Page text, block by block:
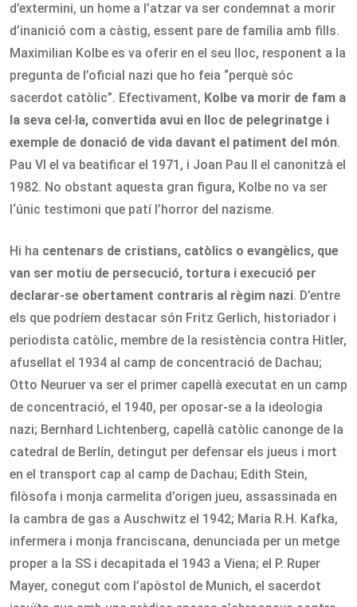
d’extermini, un home a l’atzar va ser condemnat a morir
d’inanició com a càstig, essent pare de família amb fills.
Maximilian Kolbe es va oferir en el seu lloc, responent a la
pregunta de l’oficial nazi que ho feia “perquè sóc
sacerdot catòlic”. Efectivament, Kolbe va morir de fam a
la seva cel·la, convertida avui en lloc de pelegrinatge i
exemple de donació de vida davant el patiment del món.
Pau VI el va beatificar el 1971, i Joan Pau II el canonitzà el
1982. No obstant aquesta gran figura, Kolbe no va ser
l‘únic testimoni que patí l’horror del nazisme.
Hi ha centenars de cristians, catòlics o evangèlics, que
van ser motiu de persecució, tortura i execució per
declarar-se obertament contraris al règim nazi. D’entre
els que podríem destacar són Fritz Gerlich, historiador i
periodista catòlic, membre de la resistència contra Hitler,
afusellat el 1934 al camp de concentració de Dachau;
Otto Neuruer va ser el primer capellà executat en un camp
de concentració, el 1940, per oposar-se a la ideologia
nazi; Bernhard Lichtenberg, capellà catòlic canonge de la
catedral de Berlín, detingut per defensar els jueus i mort
en el transport cap al camp de Dachau; Edith Stein,
filòsofa i monja carmelita d’origen jueu, assassinada en
la cambra de gas a Auschwitz el 1942; Maria R.H. Kafka,
infermera i monja franciscana, denunciada per un metge
proper a la SS i decapitada el 1943 a Viena; el P. Ruper
Mayer, conegut com l’apòstol de Munich, el sacerdot